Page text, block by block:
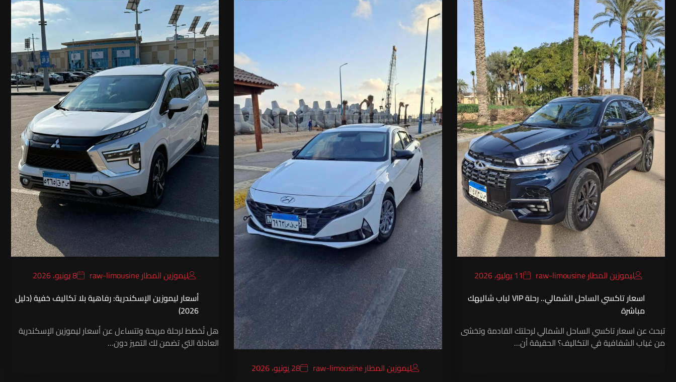
ليموزين المطار raw-limousine
11 يوليو، 2026
اسعار تاكسي الساحل الشمالي.. رحلة VIP لباب شاليهك
مباشرة
تبحث عن اسعار تاكسي الساحل الشمالي لرحلتك القادمة وتخشى
من غياب الشفافية في التكاليف؟ الحقيقة أن…
ليموزين المطار raw-limousine
28 يونيو، 2026
ليموزين المطار raw-limousine
8 يونيو، 2026
أسعار ليموزين الإسكندرية: رفاهية بلا تكاليف خفية (دليل
2026)
هل تُخطط لرحلة مريحة وتتساءل عن أسعار ليموزين الإسكندرية
العادلة التي تضمن لك التميز دون…